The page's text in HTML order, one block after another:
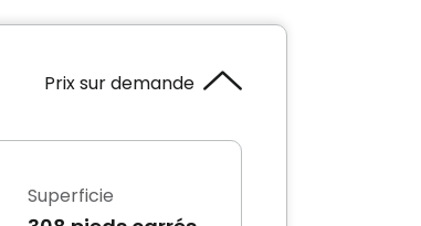
Prix sur demande
Superficie